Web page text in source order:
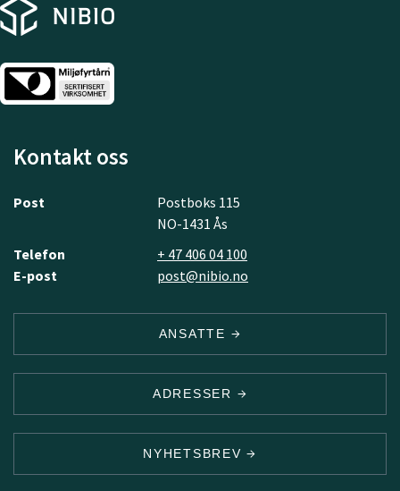
Kontakt oss
Post
Postboks 115
NO-1431 Ås
Telefon
+ 47 406 04 100
E-post
post@nibio.no
ANSATTE
ADRESSER
NYHETSBREV